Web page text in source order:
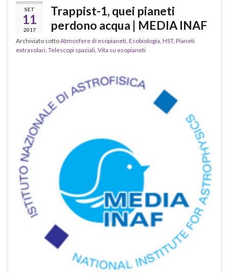
SET
11
2017
Trappist-1, quei pianeti
perdono acqua | MEDIA INAF
Archiviato sottoAtmosfere di esopianeti, Esobiologia, HST, Pianeti
extrasolari, Telescopi spaziali, Vita su esopianeti